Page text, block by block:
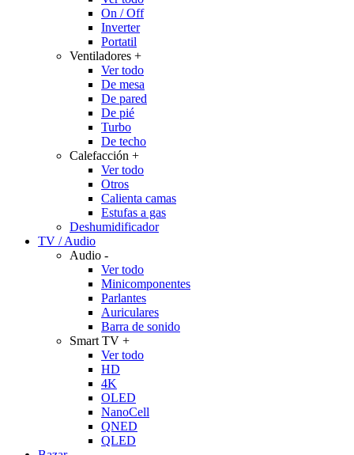
On / Off
Inverter
Portatil
Ventiladores +
Ver todo
De mesa
De pared
De pié
Turbo
De techo
Calefacción +
Ver todo
Otros
Calienta camas
Estufas a gas
Deshumidificador
TV / Audio
Audio -
Ver todo
Minicomponentes
Parlantes
Auriculares
Barra de sonido
Smart TV +
Ver todo
HD
4K
OLED
NanoCell
QNED
QLED